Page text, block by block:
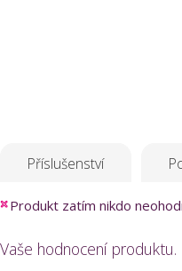
Příslušenství
Produkt zatím nikdo
Vaše hodnocení produktu.